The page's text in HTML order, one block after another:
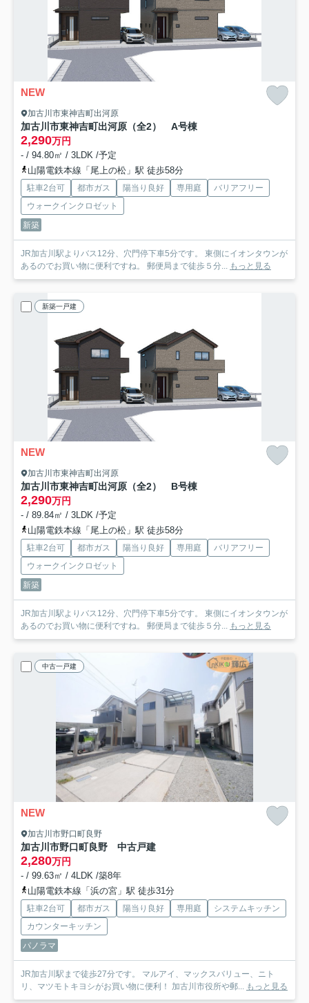
NEW
加古川市東神吉町出河原
加古川市東神吉町出河原（全2） A号棟
2,290万円
- / 94.80㎡ / 3LDK /予定
山陽電鉄本線「尾上の松」駅 徒歩58分
駐車2台可 都市ガス 陽当り良好 専用庭
バリアフリー
ウォークインクロゼット
新築
JR加古川駅よりバス12分、穴門停下車5分です。 東側にイオンタウンが
あるのでお買い物に便利ですね。 郵便局まで徒歩５分... もっと見る
新築一戸建
NEW
加古川市東神吉町出河原
加古川市東神吉町出河原（全2） B号棟
2,290万円
- / 89.84㎡ / 3LDK /予定
山陽電鉄本線「尾上の松」駅 徒歩58分
駐車2台可 都市ガス 陽当り良好 専用庭
バリアフリー
ウォークインクロゼット
新築
JR加古川駅よりバス12分、穴門停下車5分です。 東側にイオンタウンが
あるのでお買い物に便利ですね。 郵便局まで徒歩５分... もっと見る
中古一戸建
NEW
加古川市野口町良野
加古川市野口町良野 中古戸建
2,280万円
- / 99.63㎡ / 4LDK /築8年
山陽電鉄本線「浜の宮」駅 徒歩31分
駐車2台可 都市ガス 陽当り良好 専用庭
システムキッチン
カウンターキッチン
パノラマ
JR加古川駅まで徒歩27分です。 マルアイ、マックスバリュー、ニト
リ、マツモトキヨシがお買い物に便利！ 加古川市役所や郵...
もっと見る